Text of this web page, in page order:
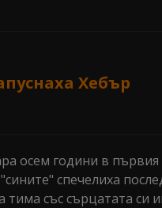
Хебър
осем години в първия
спечелиха
със сърцатата си